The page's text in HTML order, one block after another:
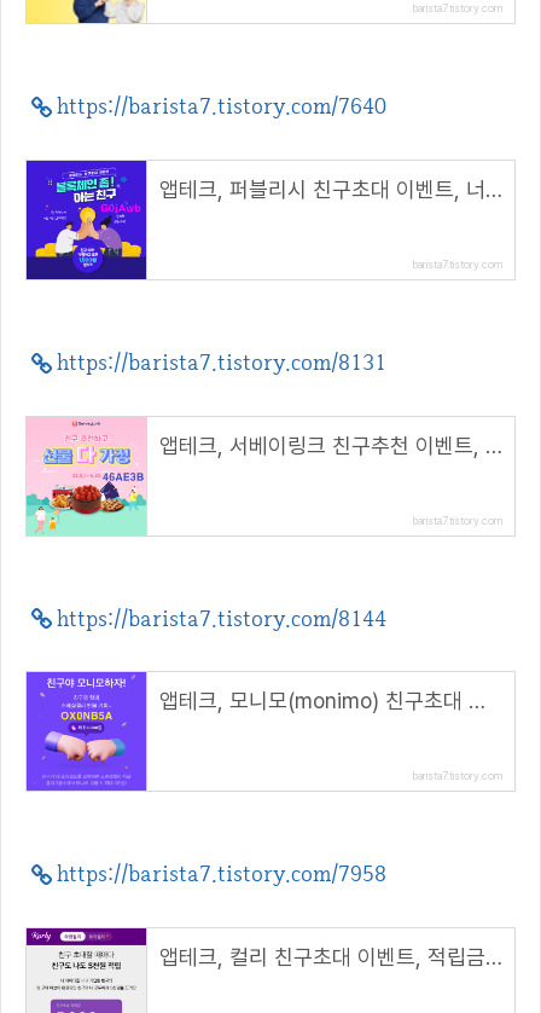
barista7.tistory.com
https://barista7.tistory.com/7640
앱테크, 퍼블리시 친구초대 이벤트, 너도나도 1500원 보상( 추천코드 : G0jAwb )
barista7.tistory.com
https://barista7.tistory.com/8131
앱테크, 서베이링크 친구추천 이벤트, 친구와 나 모두 1000P 지급( 추천코드 : 46AE3B )
barista7.tistory.com
https://barista7.tistory.com/8144
앱테크, 모니모(monimo) 친구초대 이벤트, 스페셜젤리 지급( 추천코드 : OX0NB5A )
barista7.tistory.com
https://barista7.tistory.com/7958
앱테크, 컬리 친구초대 이벤트, 적립금 5,000원 지급( 추천코드 : winhunt )